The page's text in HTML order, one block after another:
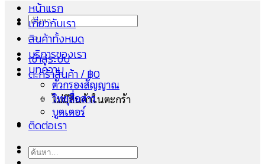
ค้นหา:
เข้าสู่ระบบ
ตะกร้าสินค้า /฿0
ไม่มีสินค้าในตะกร้า
หน้าแรก
เกี่ยวกับเรา
สินค้าทั้งหมด
บริการของเรา
บทความ
ตัวกรองสัญญาณ
วิทยุสื่อสาร
บูตเตอร์
ติดต่อเรา
ค้นหา: